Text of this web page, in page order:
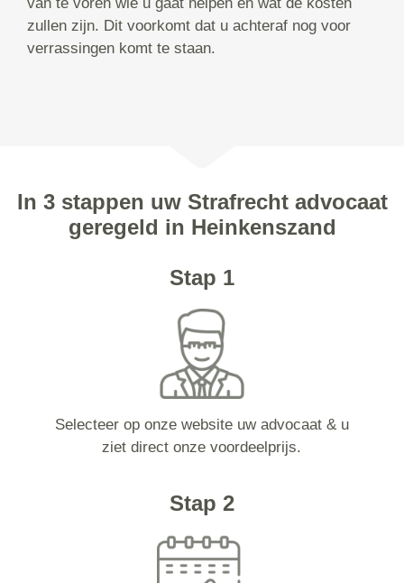
zullen zijn. Dit voorkomt dat u achteraf nog voor
verrassingen komt te staan.
In 3 stappen uw Strafrecht advocaat
geregeld in Heinkenszand
Stap 1
Selecteer op onze website uw advocaat & u
ziet direct onze voordeelprijs.
Stap 2